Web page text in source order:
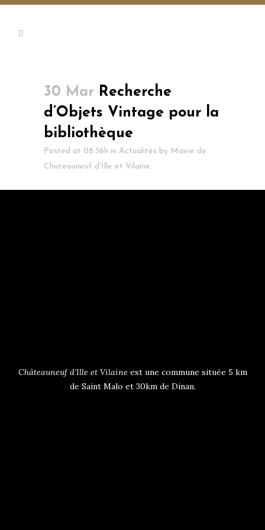
30 Mar Recherche
d’Objets Vintage pour la
bibliothèque
Posted at 08:36h in Actualités by Mairie de
Chateauneuf d'Ille et Vilaine
Châteauneuf d’Ille et Vilaine est une commune située 5 km
de Saint Malo et 30km de Dinan.